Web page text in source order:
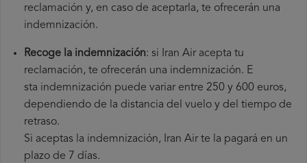
reclamación y, en caso de aceptarla, te ofrecerán una
indemnización.
Recoge la indemnización: si Iran Air acepta tu
reclamación, te ofrecerán una indemnización. E
sta indemnización puede variar entre 250 y 600 euros,
dependiendo de la distancia del vuelo y del tiempo de
retraso.
Si aceptas la indemnización, Iran Air te la pagará en un
plazo de 7 días.